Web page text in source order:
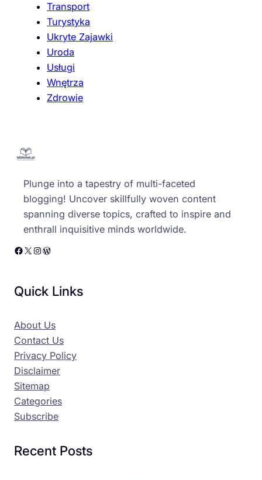
Transport
Turystyka
Ukryte Zajawki
Uroda
Usługi
Wnętrza
Zdrowie
Plunge into a tapestry of multi-faceted
blogging! Uncover skillfully woven content
spanning diverse topics, crafted to inspire and
enthrall inquisitive minds worldwide.
Facebook X Instagram WordPress
Quick Links
About Us
Contact Us
Privacy Policy
Disclaimer
Sitemap
Categories
Subscribe
Recent Posts